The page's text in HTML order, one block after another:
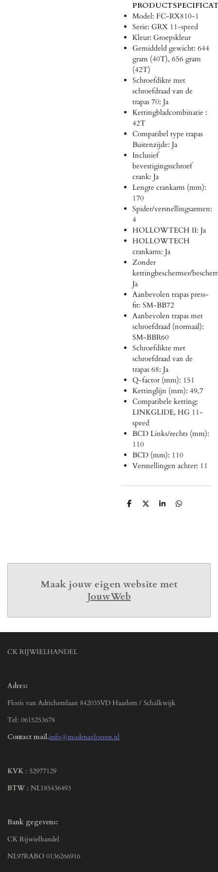
Model: FC-RX810-1
Serie: GRX 11-speed
Kleur: Groepskleur
Gemiddeld gewicht: 644
gram (40T), 656 gram
(42T)
Schroefdikte met
schroefdraad van de
trapas 70: Ja
Kettingbladcombinatie :
42T
Compatibel type trapas
Buitenzijde: Ja
Inclusief
bevestigingsschroef
crank: Ja
Lengte crankarm (mm):
170
Spider/versnellingsarmen:
4
HOLLOWTECH II: Ja
HOLLOWTECH
crankarm: Ja
Zonder
kettingbeschermer/
Ja
Aanbevolen trapas press-
fit: SM-BB72
Aanbevolen trapas met
schroefdraad (normaal):
SM-BBR60
Schroefdikte met
schroefdraad van de
trapas 68: Ja
Q-factor (mm): 151
Kettinglijn (mm): 49,7
Compatibele ketting:
LINKGLIDE, HG 11-
speed
BCD Links/rechts (mm):
110
BCD (mm): 110
Versnellingen achter: 11
D
D
S
D
Maak jouw eigen website met
JouwWeb
CK RIJWIELHANDEL
Adres:
Floris van Adrichemlaan 842035VD Haarlem / Schalkwijk
Tel: 0615253678
Contact mail.info@modenavloeren.nl
KVK : 52977129
BTW : NL185436493
Bank gegevens:
CK Rijwielhandel
NL97RABO 0136266916